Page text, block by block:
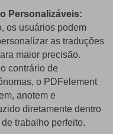
Personalizáveis:
os usuários podem
as traduções
maior precisão.
contrário de
o PDFelement
anotem e
diretamente dentro
trabalho perfeito.